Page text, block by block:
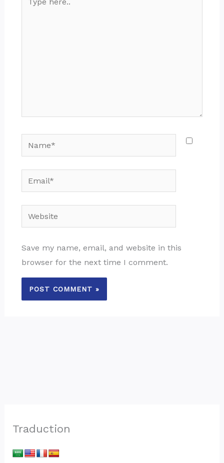
here..
Name*
Email*
Website
Save my name, email, and website in this
browser for the next time I comment.
Traduction